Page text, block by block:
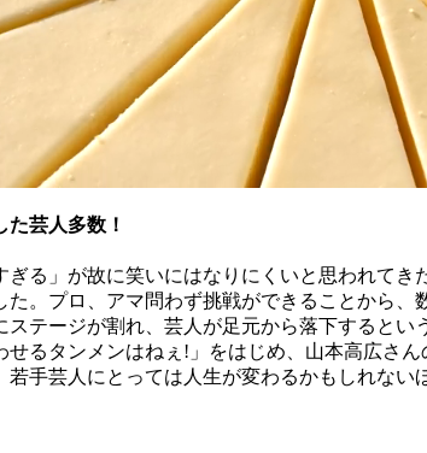
芸人多数！
る」が故に笑いにはなりにくいと思われて
。プロ、アマ問わず挑戦ができることから
テージが割れ、芸人が足元から落下すると
るタンメンはねぇ!」をはじめ、山本高広さ
手芸人にとっては人生が変わるかもしれな